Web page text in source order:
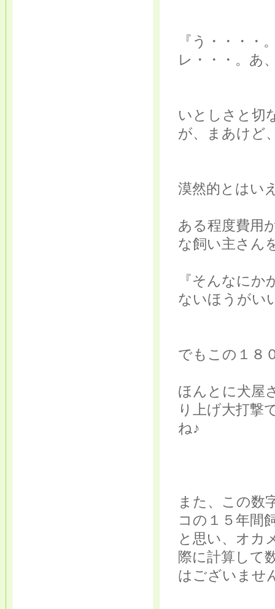
『う・・・・
レ・・・。あ
いとしさと切
が、まあけど
漠然的とはい
ある程度費用
な飼い主さん
『そんなに
ないほうがい
でもこの１８
ほんとに犬屋
り上げ大打撃
ね♪
また、この数
コの１５年間
と思い、オカ
際に計算して
はございませ